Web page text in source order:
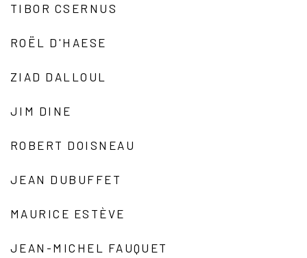
TIBOR CSERNUS
ROËL D'HAESE
ZIAD DALLOUL
JIM DINE
ROBERT DOISNEAU
JEAN DUBUFFET
MAURICE ESTÈVE
JEAN-MICHEL FAUQUET